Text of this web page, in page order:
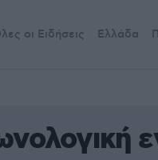
οι Ειδήσεις Ελλάδα